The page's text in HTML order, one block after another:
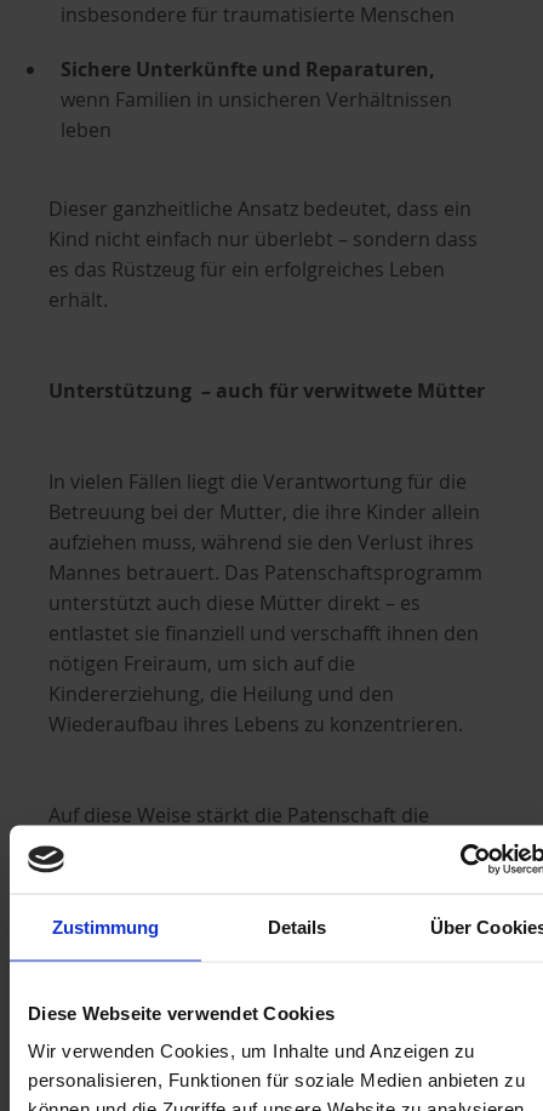
Zustimmung Details Über
Diese Webseite verwendet Cookies
Wir verwenden Cookies, um Inhalte und Anzeigen zu
personalisieren, Funktionen für soziale Medien anbieten zu
insbesondere für traumatisierte Menschen
Sichere Unterkünfte und Reparaturen,
wenn Familien in unsicheren Verhältnissen
leben
Dieser ganzheitliche Ansatz bedeutet, dass ein
Kind nicht einfach nur überlebt – sondern dass
es das Rüstzeug für ein erfolgreiches Leben
erhält.
Unterstützung – auch für verwitwete Mütter
In vielen Fällen liegt die Verantwortung für die
Betreuung bei der Mutter, die ihre Kinder allein
aufziehen muss, während sie den Verlust ihres
Mannes betrauert. Das Patenschaftsprogramm
unterstützt auch diese Mütter direkt – es
entlastet sie finanziell und verschafft ihnen den
nötigen Freiraum, um sich auf die
Kindererziehung, die Heilung und den
Wiederaufbau ihres Lebens zu konzentrieren.
Auf diese Weise stärkt die Patenschaft die
gesamte Familieneinheit und schafft Stabilität,
die auch Geschwister, Vormünder und
Würde steht im Mittelpunkt der Arbeit von Al-